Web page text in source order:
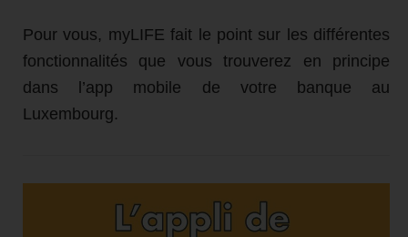
Pour vous, myLIFE fait le point sur les différentes
fonctionnalités que vous trouverez en principe
dans l’app mobile de votre banque au
Luxembourg.